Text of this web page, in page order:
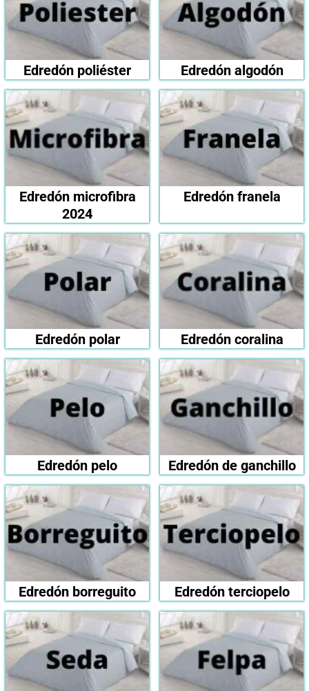
Edredón poliéster Edredón algodón
Edredón microfibra
2024
Edredón franela
Edredón polar Edredón coralina
Edredón pelo Edredón de ganchillo
Edredón borreguito Edredón terciopelo